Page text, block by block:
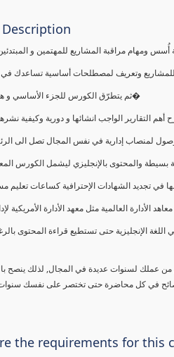
Description
ومهام مراقبة المشاريع للمهتمين و
للمشاريع وتعريف لمصطلحات أساسية تساعدك
ثم يتطرّق الكورس للجزء الأساسي و هوا شرح لمها�
أهم التقارير الواجب انشائها و دورية وكيفية
لمنصاب إدارية في نفس المجال تصل الى
والمحتوى بالإنجليزي ليشمل الكورس
تجديد الشهادات الإحترافية كساعات تعليم
العالمية مثل معهد الأدارة الأمريكية
الإنجليزية حتى تستطيع قراءة المحتوى
من عملك لسنوات عديدة في المجال, لذلك ينصح
في كل محاضرة حتى تختصر على نفسك
the requirements for this